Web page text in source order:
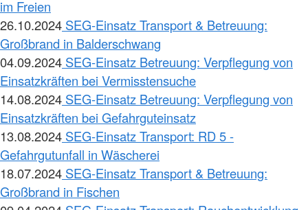
im Freien
26.10.2024 SEG-Einsatz Transport & Betreuung:
Großbrand in Balderschwang
04.09.2024 SEG-Einsatz Betreuung: Verpflegung von
Einsatzkräften bei Vermisstensuche
14.08.2024 SEG-Einsatz Betreuung: Verpflegung von
Einsatzkräften bei Gefahrguteinsatz
13.08.2024 SEG-Einsatz Transport: RD 5 -
Gefahrgutunfall in Wäscherei
18.07.2024 SEG-Einsatz Transport & Betreuung:
Großbrand in Fischen